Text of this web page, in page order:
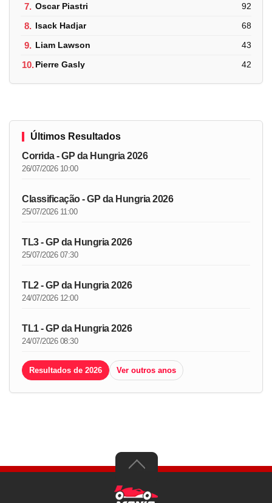
7. Oscar Piastri 92
8. Isack Hadjar 68
9. Liam Lawson 43
10.Pierre Gasly 42
Últimos Resultados
Corrida - GP da Hungria 2026
26/07/2026 10:00
Classificação - GP da Hungria 2026
25/07/2026 11:00
TL3 - GP da Hungria 2026
25/07/2026 07:30
TL2 - GP da Hungria 2026
24/07/2026 12:00
TL1 - GP da Hungria 2026
24/07/2026 08:30
Resultados de 2026 Ver outros anos